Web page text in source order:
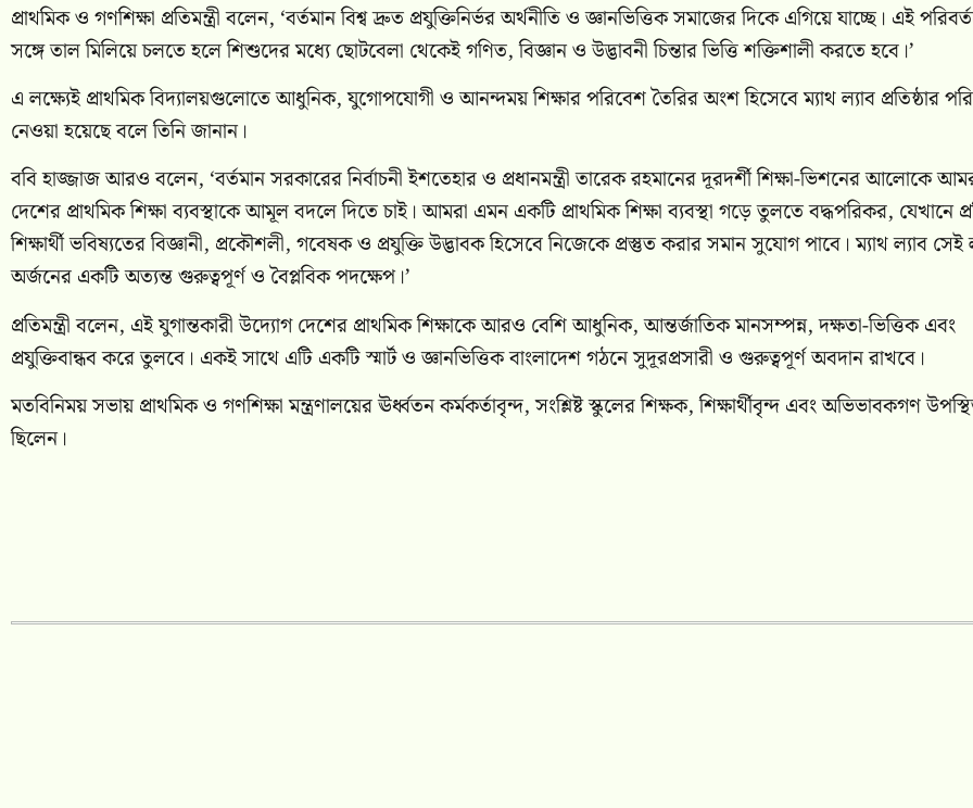
প্রাথমিক ও গণশিক্ষা প্রতিমন্ত্রী বলেন, ‘বর্তমান বিশ্ব দ্রুত প্রযুক্তিনির্ভর অর্থনীতি ও জ্ঞানভিত্তিক সমাজের দিকে এগিয়ে যাচ্ছে। এই
সঙ্গে তাল মিলিয়ে চলতে হলে শিশুদের মধ্যে ছোটবেলা থেকেই গণিত, বিজ্ঞান ও উদ্ভাবনী চিন্তার ভিত্তি শক্তিশালী করতে হবে।’
এ লক্ষ্যেই প্রাথমিক বিদ্যালয়গুলোতে আধুনিক, যুগোপযোগী ও আনন্দময় শিক্ষার পরিবেশ তৈরির অংশ হিসেবে ম্যাথ ল্যাব প্রতিষ্ঠার
নেওয়া হয়েছে বলে তিনি জানান।
ববি হাজ্জাজ আরও বলেন, ‘বর্তমান সরকারের নির্বাচনী ইশতেহার ও প্রধানমন্ত্রী তারেক রহমানের দূরদর্শী শিক্ষা-ভিশনের আলোকে
দেশের প্রাথমিক শিক্ষা ব্যবস্থাকে আমূল বদলে দিতে চাই। আমরা এমন একটি প্রাথমিক শিক্ষা ব্যবস্থা গড়ে তুলতে বদ্ধপরিকর, যেখানে
শিক্ষার্থী ভবিষ্যতের বিজ্ঞানী, প্রকৌশলী, গবেষক ও প্রযুক্তি উদ্ভাবক হিসেবে নিজেকে প্রস্তুত করার সমান সুযোগ পাবে। ম্যাথ ল্যাব সেই
অর্জনের একটি অত্যন্ত গুরুত্বপূর্ণ ও বৈপ্লবিক পদক্ষেপ।’
প্রতিমন্ত্রী বলেন, এই যুগান্তকারী উদ্যোগ দেশের প্রাথমিক শিক্ষাকে আরও বেশি আধুনিক, আন্তর্জাতিক মানসম্পন্ন, দক্ষতা-ভিত্তিক এবং
প্রযুক্তিবান্ধব করে তুলবে। একই সাথে এটি একটি স্মার্ট ও জ্ঞানভিত্তিক বাংলাদেশ গঠনে সুদূরপ্রসারী ও গুরুত্বপূর্ণ অবদান রাখবে।
মতবিনিময় সভায় প্রাথমিক ও গণশিক্ষা মন্ত্রণালয়ের ঊর্ধ্বতন কর্মকর্তাবৃন্দ, সংশ্লিষ্ট স্কুলের শিক্ষক, শিক্ষার্থীবৃন্দ এবং অভিভাবকগণ
ছিলেন।